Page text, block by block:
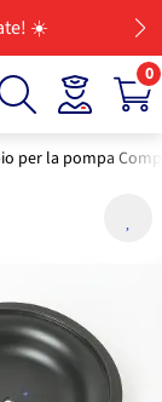
☀️
0
per la pompa